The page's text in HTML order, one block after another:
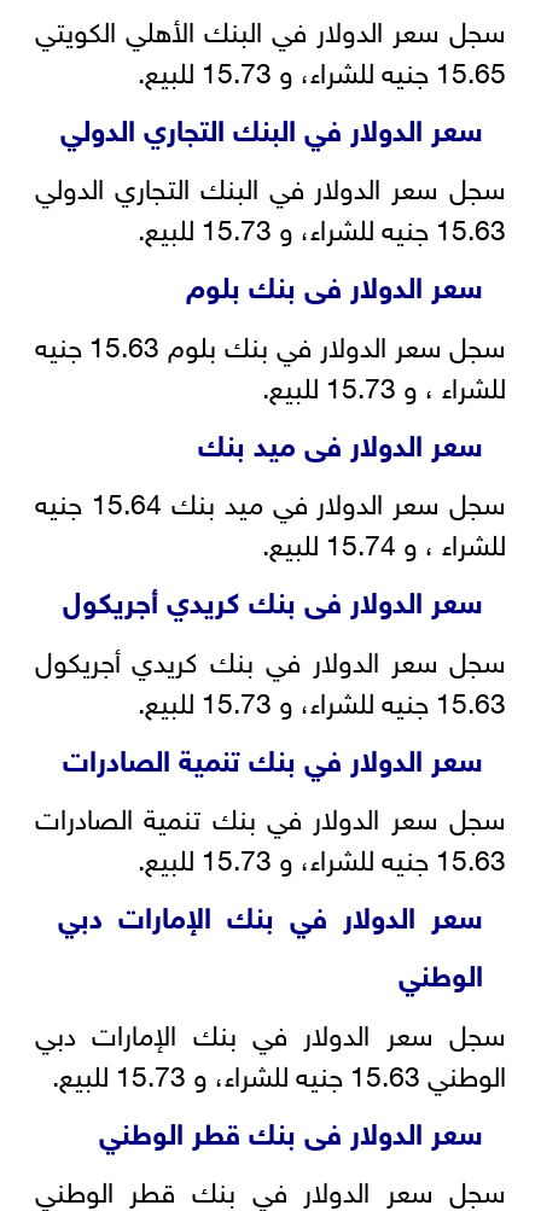
سجل سعر الدولار في البنك الأهلي الكويتي
15.65 جنيه للشراء، و 15.73 للبيع.
سعر الدولار في البنك التجاري الدولي
سجل سعر الدولار في البنك التجاري الدولي
15.63 جنيه للشراء، و 15.73 للبيع.
سعر الدولار فى بنك بلوم
سجل سعر الدولار في بنك بلوم 15.63 جنيه
للشراء ، و 15.73 للبيع.
سعر الدولار فى ميد بنك
سجل سعر الدولار في ميد بنك 15.64 جنيه
للشراء ، و 15.74 للبيع.
سعر الدولار فى بنك كريدي أجريكول
سجل سعر الدولار في بنك كريدي أجريكول
15.63 جنيه للشراء، و 15.73 للبيع.
سعر الدولار في بنك تنمية الصادرات
سجل سعر الدولار في بنك تنمية الصادرات
15.63 جنيه للشراء، و 15.73 للبيع.
سعر الدولار في بنك الإمارات دبي
الوطني
سجل سعر الدولار في بنك الإمارات دبي
الوطني 15.63 جنيه للشراء، و 15.73 للبيع.
سعر الدولار فى بنك قطر الوطني
سجل سعر الدولار في بنك قطر الوطني